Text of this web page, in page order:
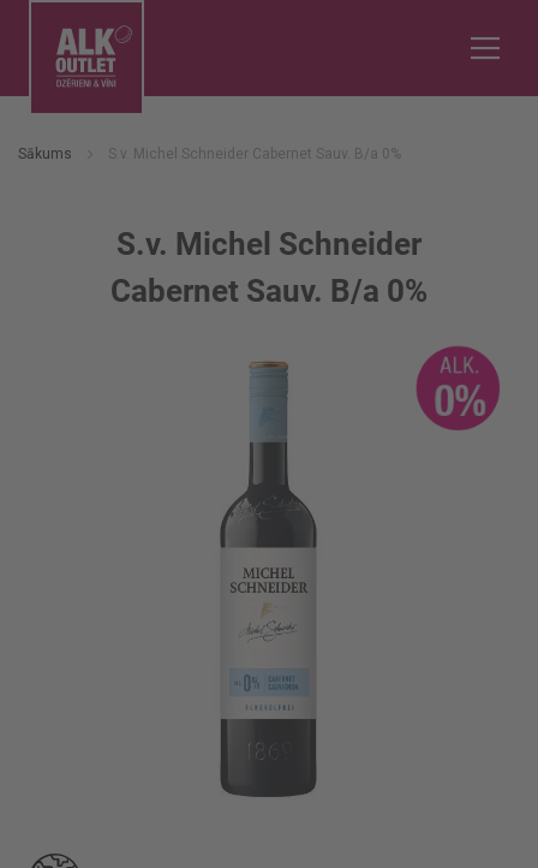
Sākums S.v. Michel Schneider Cabernet Sauv. B/a 0%
S.v. Michel Schneider
Cabernet Sauv. B/a 0%
uz